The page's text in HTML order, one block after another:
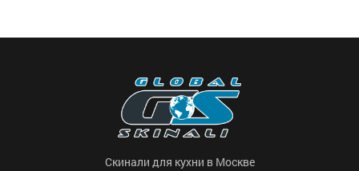
Скинали для кухни в Москве